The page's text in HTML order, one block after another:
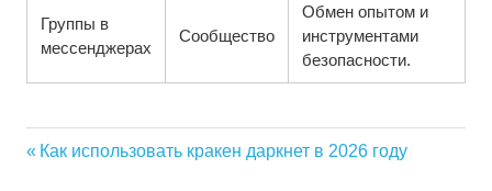
Группы в
мессенджерах
Сообщество
Обмен опытом и
инструментами
безопасности.
Beitragsnavigation
Vorheriger
Как использовать кракен даркнет в 2026 году